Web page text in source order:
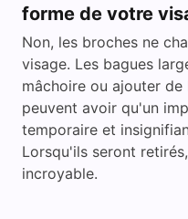
forme de votre
Non, les broches ne
visage. Les bagues
mâchoire ou ajouter
peuvent avoir qu'un
temporaire et
Lorsqu'ils seront
incroyable.